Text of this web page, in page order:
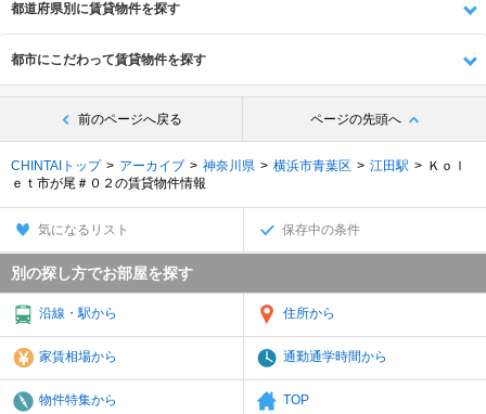
都道府県別に賃貸物件を探す
都市にこだわって賃貸物件を探す
前のページへ戻る ページの先頭へ
CHINTAIトップ アーカイブ 神奈川県 横浜市青葉区 江田駅
Ｋｏｌ
ｅｔ市が尾＃０２の賃貸物件情報
気になるリスト 保存中の条件
別の探し方でお部屋を探す
沿線・駅から 住所から
家賃相場から 通勤通学時間から
物件特集から TOP